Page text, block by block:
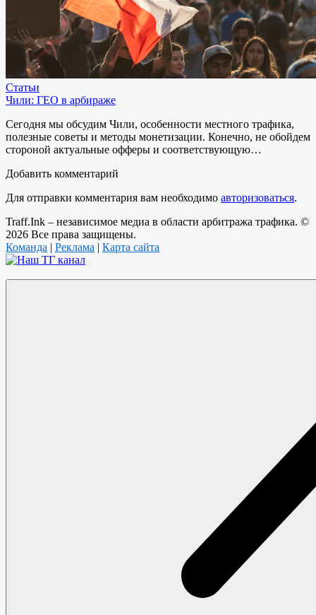
Статьи
Чили: ГЕО в арбираже
Сегодня мы обсудим Чили, особенности местного трафика,
полезные советы и методы монетизации. Конечно, не обойдем
стороной актуальные офферы и соответствующую…
Добавить комментарий
Для отправки комментария вам необходимо авторизоваться.
Traff.Ink – независимое медиа в области арбитража трафика. ©
2026 Все права защищены.
Команда | Реклама | Карта сайта